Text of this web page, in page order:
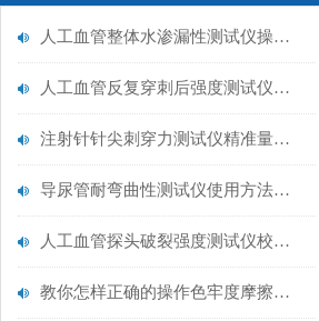
人工血管整体水渗漏性测试仪操作中最容易出错的步骤
人工血管反复穿刺后强度测试仪是什么？透析患者的“生命管“质量靠它把关！
注射针针尖刺穿力测试仪精准量化针尖锋利度，构筑临床安全防线
导尿管耐弯曲性测试仪使用方法与操作规范
人工血管探头破裂强度测试仪校准规范：精准赋能医疗安全的技术基准
教你怎样正确的操作色牢度摩擦测试机